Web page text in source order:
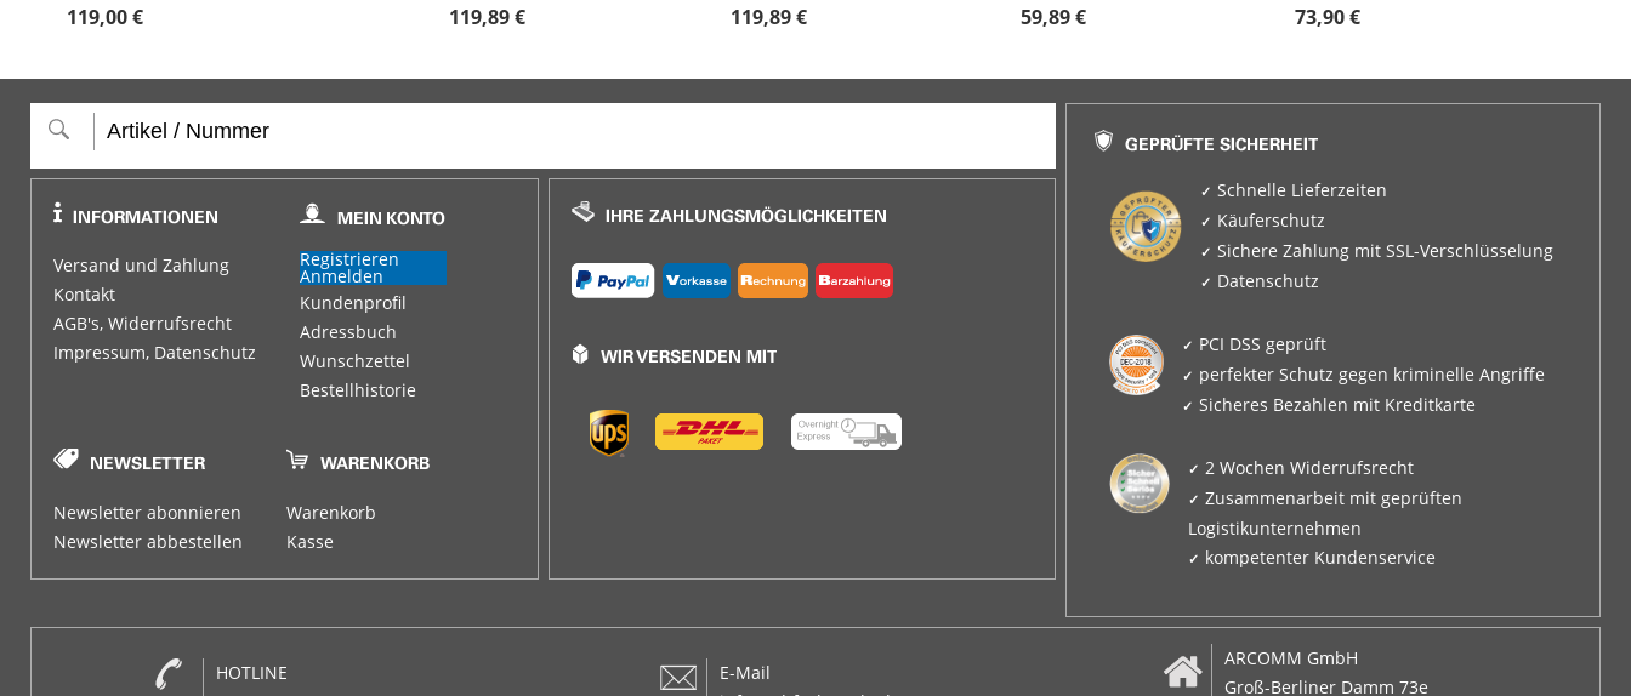
119,00 €
119,89 €
119,89 €
59,89 €
73,90 €
Versand und Zahlung
Kontakt
AGB's, Widerrufsrecht
Impressum, Datenschutz
Registrieren
Anmelden
Kundenprofil
Adressbuch
Wunschzettel
Bestellhistorie
Newsletter abonnieren
Newsletter abbestellen
Warenkorb
Kasse
Schnelle Lieferzeiten
Käuferschutz
Sichere Zahlung mit SSL-Verschlüsselung
Datenschutz
PCI DSS geprüft
perfekter Schutz gegen kriminelle Angriffe
Sicheres Bezahlen mit Kreditkarte
2 Wochen Widerrufsrecht
Zusammenarbeit mit geprüften
Logistikunternehmen
kompetenter Kundenservice
HOTLINE
E-Mail
ARCOMM GmbH
Groß-Berliner Damm 73e